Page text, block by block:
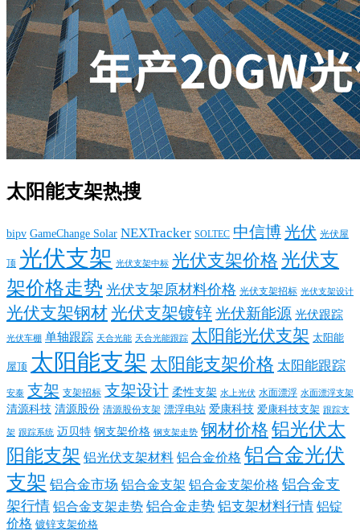
太阳能支架热搜
bipv GameChange Solar NEXTracker SOLTEC 中信博光伏 光伏屋
顶 光伏支架 光伏支架中标 光伏支架价格 光伏支
架价格走势 光伏支架原材料价格 光伏支架招标 光伏支架设计
光伏支架钢材光伏支架镀锌光伏新能源 光伏跟踪
光伏车棚 单轴跟踪 天合光能 天合光能跟踪 太阳能光伏支架 太阳能
屋顶 太阳能支架 太阳能支架价格 太阳能跟踪
安泰 支架 支架招标 支架设计 柔性支架 水上光伏 水面漂浮 水面漂浮支架
清源科技 清源股份 清源股份支架 漂浮电站 爱康科技 爱康科技支架 跟踪支
架 跟踪系统 迈贝特 钢支架价格 钢支架走势 钢材价格 铝光伏太
阳能支架 铝光伏支架材料 铝合金价格 铝合金光伏
支架 铝合金市场 铝合金支架 铝合金支架价格 铝合金支
架行情 铝合金支架走势 铝合金走势 铝支架材料行情 铝锭
价格 镀锌支架价格